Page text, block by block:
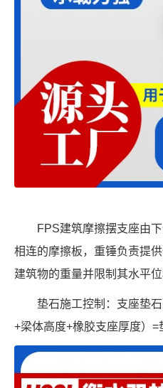
FPS建筑摩擦摆支座由
相连的摩擦板，重锤负责提
建筑物的重量并限制其水平位
垫石施工控制：支座垫
+梁体高度+橡胶支座厚度）=